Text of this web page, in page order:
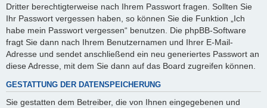
Dritter berechtigterweise nach Ihrem Passwort fragen. Sollten Sie
Ihr Passwort vergessen haben, so können Sie die Funktion „Ich
habe mein Passwort vergessen“ benutzen. Die phpBB-Software
fragt Sie dann nach Ihrem Benutzernamen und Ihrer E-Mail-
Adresse und sendet anschließend ein neu generiertes Passwort an
diese Adresse, mit dem Sie dann auf das Board zugreifen können.
GESTATTUNG DER DATENSPEICHERUNG
Sie gestatten dem Betreiber, die von Ihnen eingegebenen und